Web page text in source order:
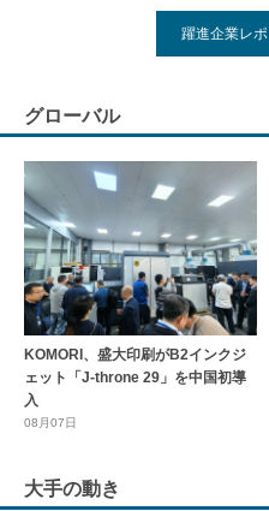
躍進企業レ
グローバル
KOMORI、盛大印刷がB2インクジ
ェット「J-throne 29」を中国初導
入
08月07日
大手の動き